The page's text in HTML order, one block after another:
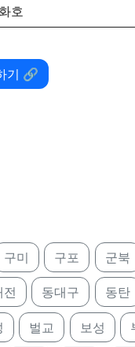
호
기 🔗
구미 구포 군북
전 동대구 동탄
벌교 보성